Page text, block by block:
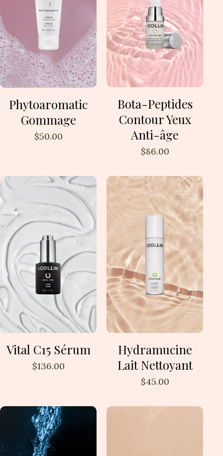
Phytoaromatic
Gommage
$50.00
Bota-Peptides
Contour Yeux
Anti-âge
$86.00
Vital C15 Sérum
$136.00
Hydramucine
Lait Nettoyant
$45.00